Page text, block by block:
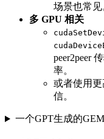
场景也常见
多 GPU 相关
peer2peer
率。
或者使用更
信。
一个GPT生成的